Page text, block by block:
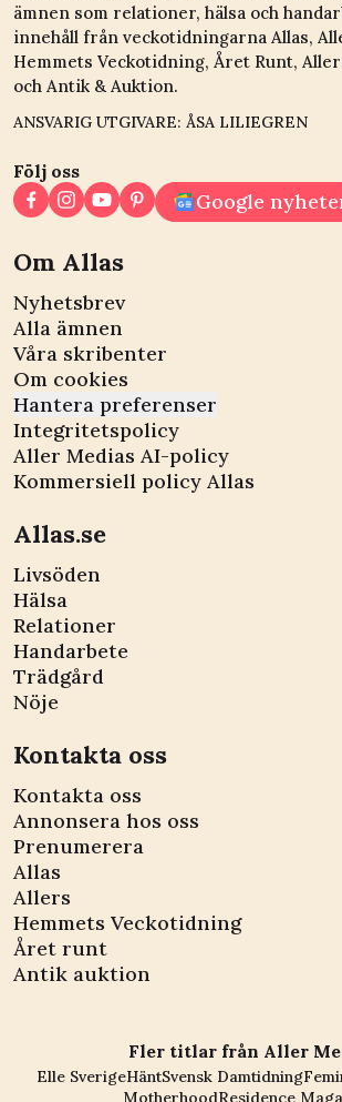
ämnen som relationer, hälsa och
innehåll från veckotidningarna Allas,
Hemmets Veckotidning, Året Runt,
och Antik & Auktion.
ANSVARIG UTGIVARE: ÅSA LILIEGREN
Följ oss
Google
Om Allas
Nyhetsbrev
Alla ämnen
Våra skribenter
Om cookies
Hantera preferenser
Integritetspolicy
Aller Medias AI-policy
Kommersiell policy Allas
Allas.se
Livsöden
Hälsa
Relationer
Handarbete
Trädgård
Nöje
Kontakta oss
Kontakta oss
Annonsera hos oss
Prenumerera
Allas
Allers
Hemmets Veckotidning
Året runt
Antik auktion
Fler titlar från Aller
Elle SverigeHäntSvensk Damtidning
MotherhoodResidence